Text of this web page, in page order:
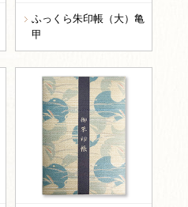
ふっくら朱印帳（大）亀
甲